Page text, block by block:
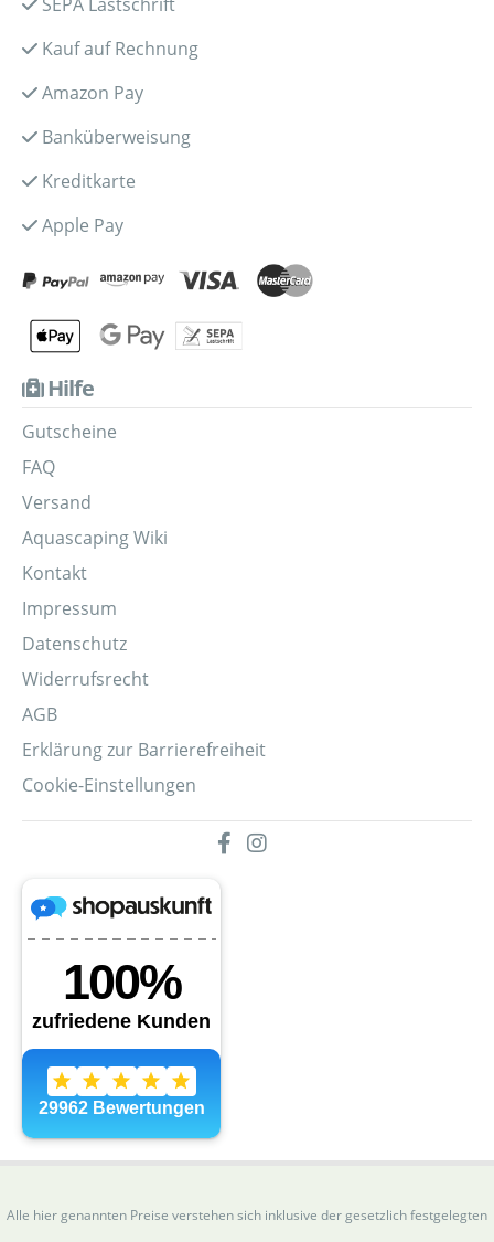
Kauf auf Rechnung
Amazon Pay
Banküberweisung
Kreditkarte
Apple Pay
Hilfe
Gutscheine
FAQ
Versand
Aquascaping Wiki
Kontakt
Impressum
Datenschutz
Widerrufsrecht
AGB
Erklärung zur Barrierefreiheit
Cookie-Einstellungen
Alle hier genannten Preise verstehen sich inklusive der gesetzlich festgelegten